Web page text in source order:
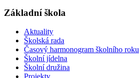
Základní škola
Aktuality
Školská rada
Časový harmonogram školního roku
Školní jídelna
Školní družina